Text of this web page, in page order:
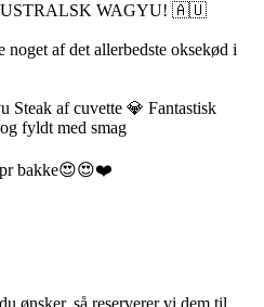
WAGYU! 🇦🇺
noget af det allerbedste oksekød i
Steak af cuvette 💎 Fantastisk
fyldt med smag
pr bakke😍😍❤️